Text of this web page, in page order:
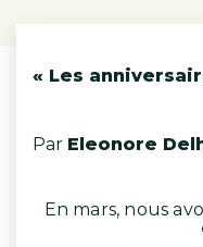
« Les
Par Eleonore
En mars, nous